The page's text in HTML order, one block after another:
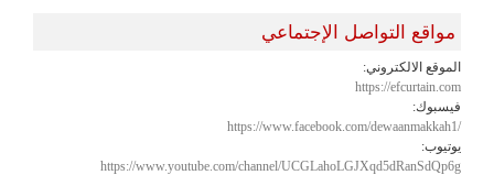
مواقع التواصل الإجتماعي
الموقع الالكتروني:
https://efcurtain.com
فيسبوك:
https://www.facebook.com/dewaanmakkah1/
يوتيوب:
https://www.youtube.com/channel/UCGLahoLGJXqd5dRanSdQp6g